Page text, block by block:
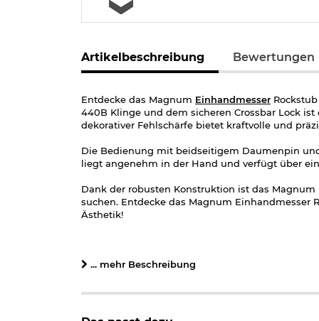
Artikelbeschreibung Bewertungen
Entdecke das Magnum Einhandmesser
440B Klinge und dem sicheren Crossbar Lock
dekorativer Fehlschärfe bietet kraftvolle und
Die Bedienung mit beidseitigem Daumenpin
liegt angenehm in der Hand und verfügt über
Dank der robusten Konstruktion ist das
suchen. Entdecke das Magnum
Ästhetik!
Magnum Einhandmesser Rockstub Blue
... mehr Beschreibung